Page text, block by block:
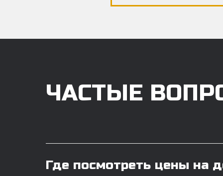
ЧАСТЫЕ
Где посмотреть цены на